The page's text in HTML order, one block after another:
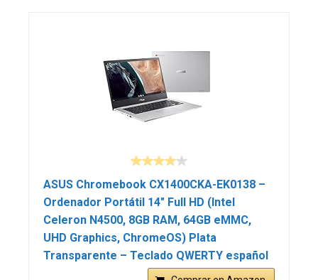
ASUS Chromebook CX1400CKA-EK0138 –
Ordenador Portátil 14″ Full HD (Intel
Celeron N4500, 8GB RAM, 64GB eMMC,
UHD Graphics, ChromeOS) Plata
Transparente – Teclado QWERTY español